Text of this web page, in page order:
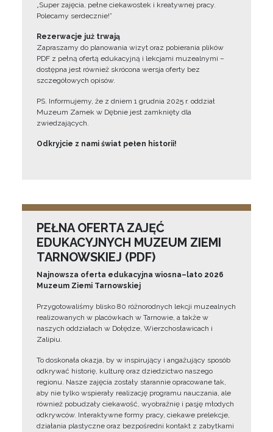
„Super zajęcia, pełne ciekawostek i kreatywnej pracy.
Polecamy serdecznie!”
Rezerwacje już trwają
Zapraszamy do planowania wizyt oraz pobierania plików
PDF z pełną ofertą edukacyjną i lekcjami muzealnymi –
dostępna jest również skrócona wersja oferty bez
szczegółowych opisów.
PS. Informujemy, że z dniem 1 grudnia 2025 r. oddział
Muzeum Zamek w Dębnie jest zamknięty dla
zwiedzających.
Odkryjcie z nami świat pełen historii!
PEŁNA OFERTA ZAJĘĆ
EDUKACYJNYCH MUZEUM ZIEMI
TARNOWSKIEJ (PDF)
Najnowsza oferta edukacyjna wiosna–lato 2026
Muzeum Ziemi Tarnowskiej
Przygotowaliśmy blisko 80 różnorodnych lekcji muzealnych
realizowanych w placówkach w Tarnowie, a także w
naszych oddziałach w Dołędze, Wierzchosławicach i
Zalipiu.
To doskonała okazja, by w inspirujący i angażujący sposób
odkrywać historię, kulturę oraz dziedzictwo naszego
regionu. Nasze zajęcia zostały starannie opracowane tak,
aby nie tylko wspierały realizację programu nauczania, ale
również pobudzały ciekawość, wyobraźnię i pasję młodych
odkrywców. Interaktywne formy pracy, ciekawe prelekcje,
działania plastyczne oraz bezpośredni kontakt z zabytkami